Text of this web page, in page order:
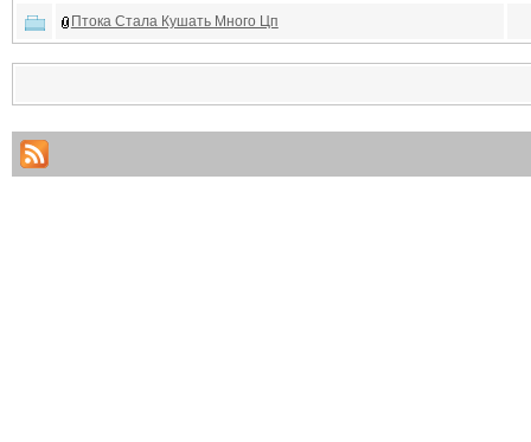
Птока Стала Кушать Много Цп